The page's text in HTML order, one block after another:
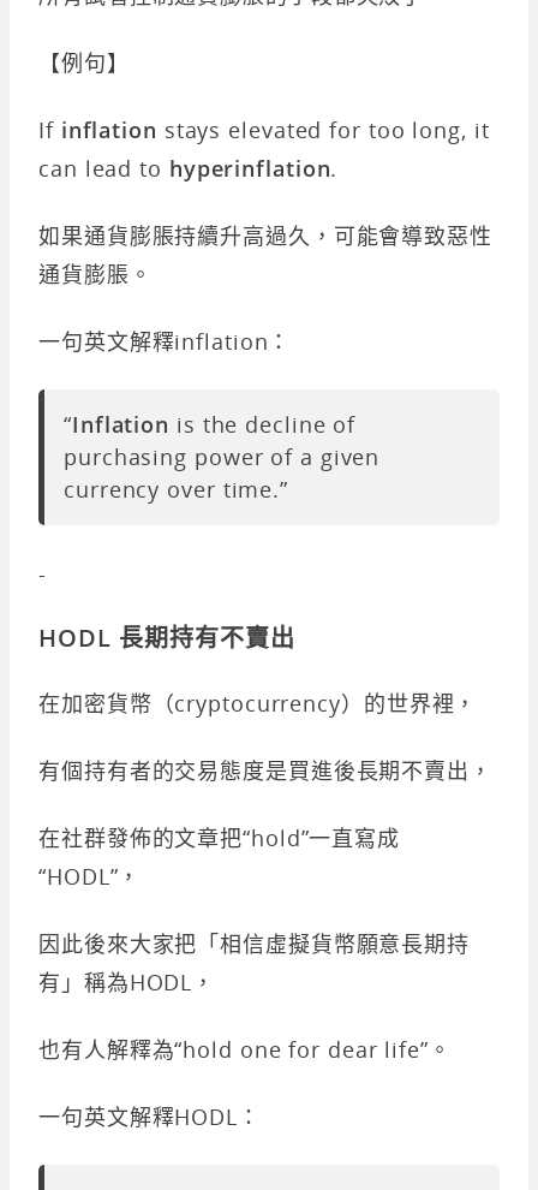
【例句】
If inflation stays elevated for too long, it
can lead to hyperinflation.
如果通貨膨脹持續升高過久，可能會導致惡性
通貨膨脹。
一句英文解釋inflation：
“Inflation is the decline of
purchasing power of a given
currency over time.”
-
HODL 長期持有不賣出
在加密貨幣（cryptocurrency）的世界裡，
有個持有者的交易態度是買進後長期不賣出，
在社群發佈的文章把“hold”一直寫成
“HODL”，
因此後來大家把「相信虛擬貨幣願意長期持
有」稱為HODL，
也有人解釋為“hold one for dear life”。
一句英文解釋HODL：